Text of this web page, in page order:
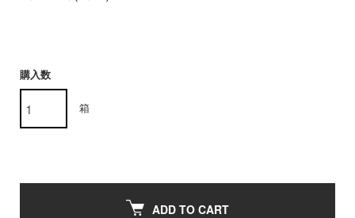
購入数
箱
ADD TO CART